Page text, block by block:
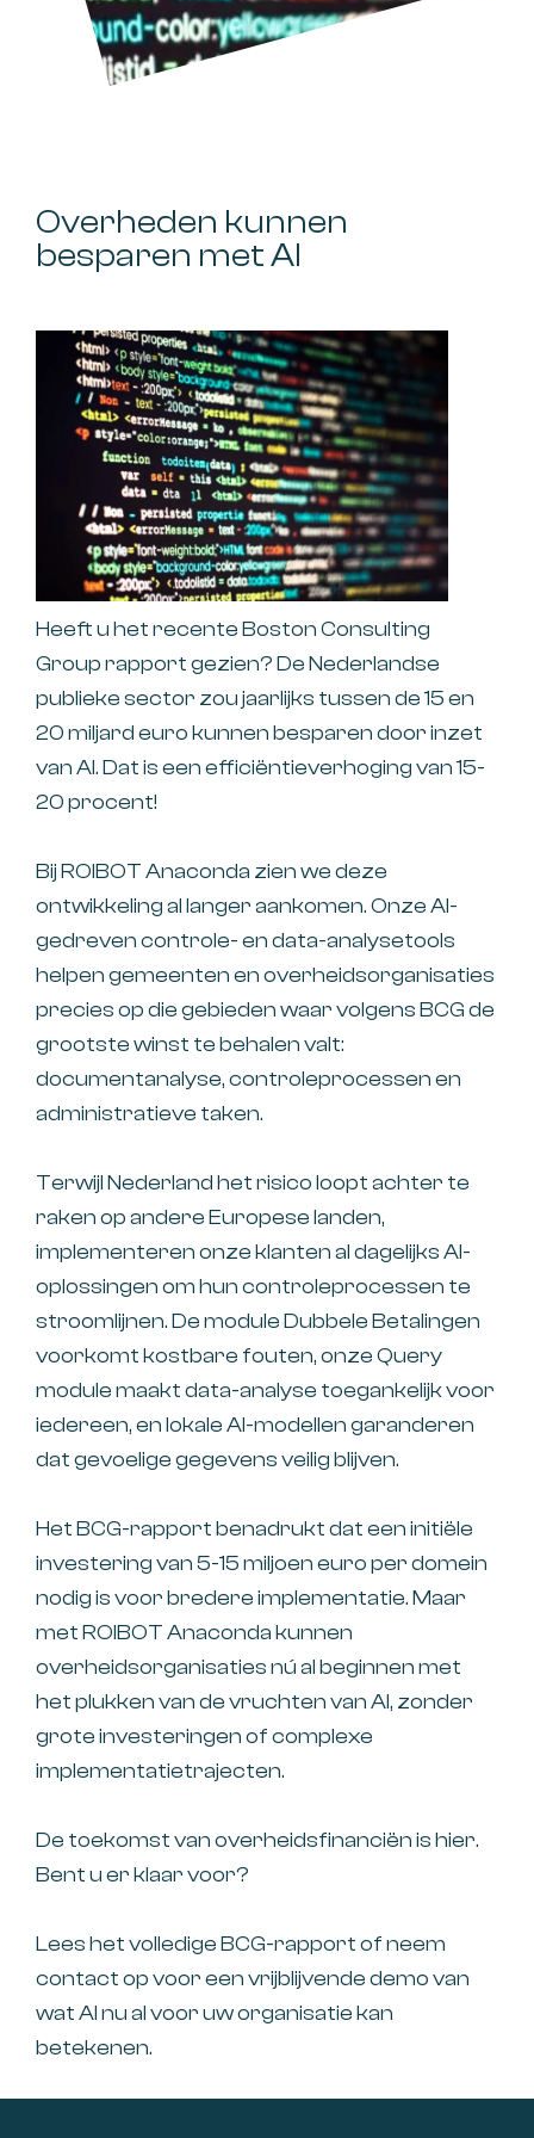
Overheden kunnen
besparen met AI
Heeft u het recente Boston Consulting
Group rapport gezien? De Nederlandse
publieke sector zou jaarlijks tussen de 15 en
20 miljard euro kunnen besparen door inzet
van AI. Dat is een efficiëntieverhoging van 15-
20 procent!
Bij ROIBOT Anaconda zien we deze
ontwikkeling al langer aankomen. Onze AI-
gedreven controle- en data-analysetools
helpen gemeenten en overheidsorganisaties
precies op die gebieden waar volgens BCG de
grootste winst te behalen valt:
documentanalyse, controleprocessen en
administratieve taken.
Terwijl Nederland het risico loopt achter te
raken op andere Europese landen,
implementeren onze klanten al dagelijks AI-
oplossingen om hun controleprocessen te
stroomlijnen. De module Dubbele Betalingen
voorkomt kostbare fouten, onze Query
module maakt data-analyse toegankelijk voor
iedereen, en lokale AI-modellen garanderen
dat gevoelige gegevens veilig blijven.
Het BCG-rapport benadrukt dat een initiële
investering van 5-15 miljoen euro per domein
nodig is voor bredere implementatie. Maar
met ROIBOT Anaconda kunnen
overheidsorganisaties nú al beginnen met
het plukken van de vruchten van AI, zonder
grote investeringen of complexe
implementatietrajecten.
De toekomst van overheidsfinanciën is hier.
Bent u er klaar voor?
Lees het volledige BCG-rapport of neem
contact op voor een vrijblijvende demo van
wat AI nu al voor uw organisatie kan
betekenen.